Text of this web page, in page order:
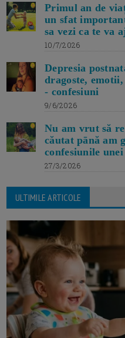
Primul an de
un sfat
sa vezi ca te va
10/7/2026
Depresia
dragoste,
- confesiuni
9/6/2026
Nu am vrut să
căutat pānă am
confesiunile
27/3/2026
ULTIMILE ARTICOLE